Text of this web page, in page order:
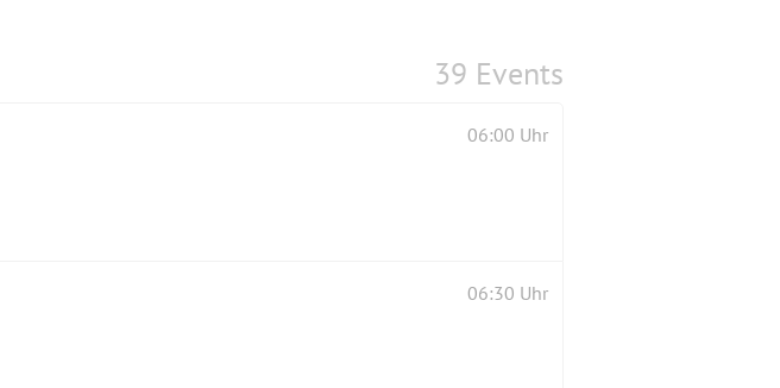
39 Events
06:00 Uhr
06:30 Uhr